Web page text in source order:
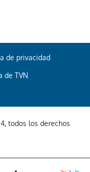
de privacidad
de TVN
todos los derechos